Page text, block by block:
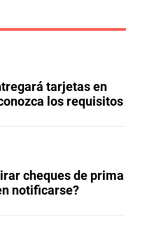
tarjetas en
los requisitos
cheques de prima
notificarse?